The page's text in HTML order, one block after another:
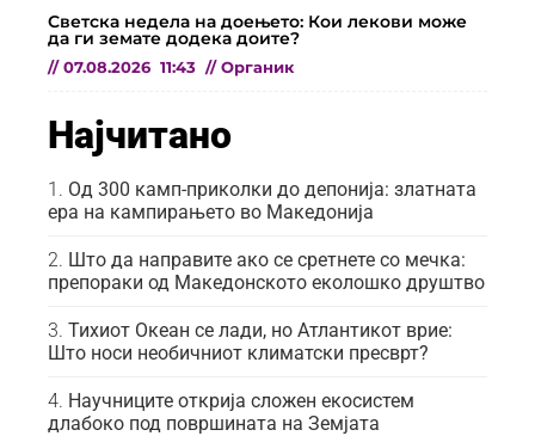
Светска недела на доењето: Кои лекови може
да ги земате додека доите?
// 07.08.2026 11:43 // Органик
Најчитано
Од 300 камп-приколки до депонија: златната
ера на кампирањето во Македонија
Што да направите ако се сретнете со мечка:
препораки од Македонското еколошко друштво
Тихиот Океан се лади, но Атлантикот врие:
Што носи необичниот климатски пресврт?
Научниците открија сложен екосистем
длабоко под површината на Земјата